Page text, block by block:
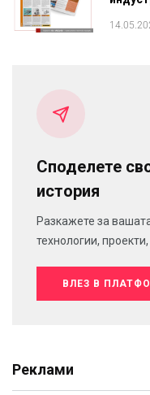
Споделете
история
Разкажете за
технологии,
ВЛЕЗ В
Реклами